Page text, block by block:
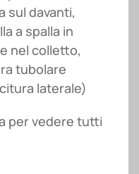
sul davanti,
a spalla in
nel colletto,
tubolare
laterale)
per vedere tutti